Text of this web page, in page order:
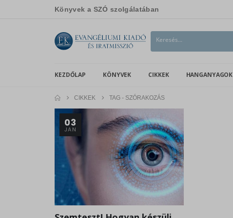
Könyvek a SZÓ szolgálatában
KEZDŐLAP KÖNYVEK CIKKEK HANGANYAGOK
CIKKEK TAG - SZÓRAKOZÁS
03
JAN